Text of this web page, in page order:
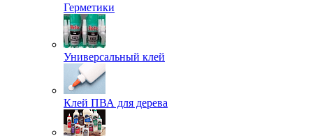
Герметики
Универсальный клей
Клей ПВА для дерева